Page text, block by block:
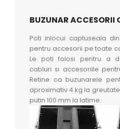
BUZUNAR ACCESORII
Poti inlocui captuseala
pentru accesorii pe toate
Le poti folosi pentru a
cabluri si accesoriile
Retine ca buzunarele
aproximativ 4 kg la
putin 100 mm la latime.